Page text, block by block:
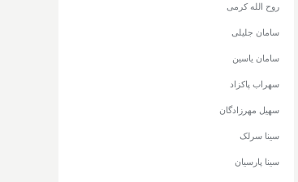
روح الله کرمی
سامان جلیلی
سامان یاسین
سهراب پاکزاد
سهیل مهرزادگان
سینا سرلک
سینا پارسیان